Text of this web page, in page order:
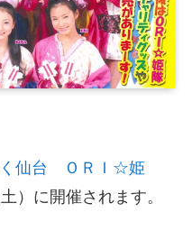
く仙台 ＯＲＩ☆姫
）に開催されます。